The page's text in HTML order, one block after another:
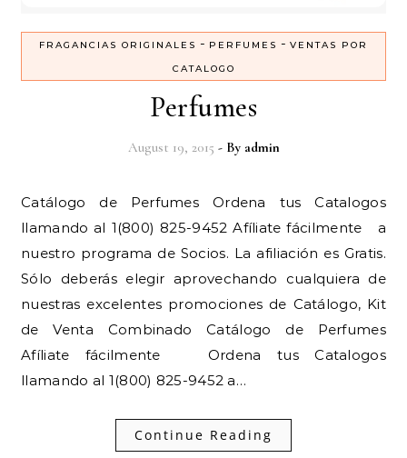
FRAGANCIAS ORIGINALES - PERFUMES - VENTAS POR
CATALOGO
Perfumes
August 19, 2015 - By admin
Catálogo de Perfumes Ordena tus Catalogos
llamando al 1(800) 825-9452 Afíliate fácilmente a
nuestro programa de Socios. La afiliación es Gratis.
Sólo deberás elegir aprovechando cualquiera de
nuestras excelentes promociones de Catálogo, Kit
de Venta Combinado Catálogo de Perfumes
Afíliate fácilmente Ordena tus Catalogos
llamando al 1(800) 825-9452 a…
Continue Reading